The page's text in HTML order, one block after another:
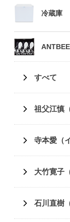
冷蔵庫
すべて
祖父江慎
寺本愛（
大竹寛子
石川直樹